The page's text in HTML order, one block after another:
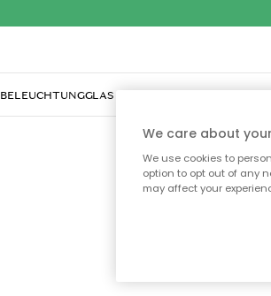
BELEUCHTUNGGLAS & GESCHIRR
We care about
We use cookies to
option to opt out of any
may affect your